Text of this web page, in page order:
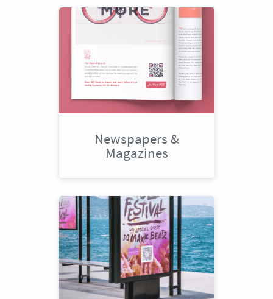
Newspapers &
Magazines